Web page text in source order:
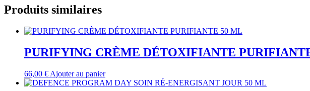
Produits similaires
PURIFYING CRÈME DÉTOXIFIANTE
66,00 € Ajouter au panier